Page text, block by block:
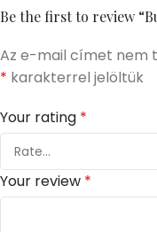
Be the first to review
Az e-mail címet nem
* karakterrel jelöltük
Your rating *
Your review *